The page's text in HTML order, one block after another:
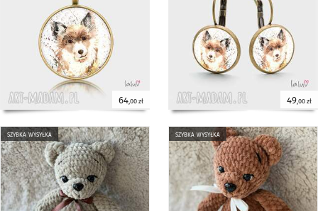
64,00 zł 49,00 zł
szybka wysyłka szybka wysyłka